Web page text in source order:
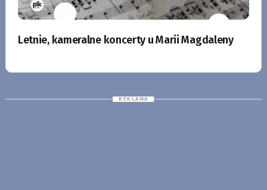
Letnie, kameralne koncerty u Marii Magdaleny